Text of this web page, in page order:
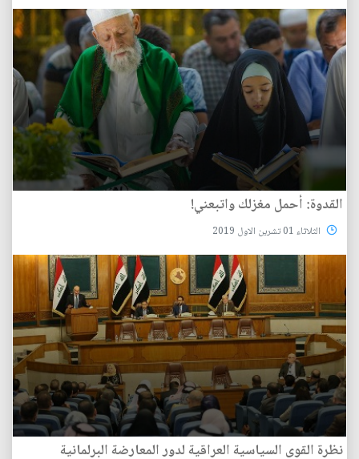
القدوة: أحمل مغزلك واتبعني!
الثلاثاء 01 تشرين الاول 2019
نظرة القوى السياسية العراقية لدور المعارضة البرلمانية